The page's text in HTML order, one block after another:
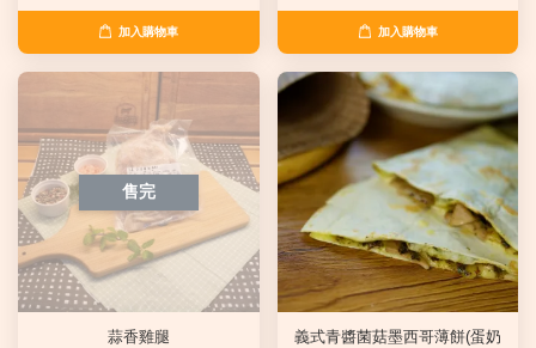
加入購物車 加入購物車
售完
蒜香雞腿
義式青醬菌菇墨西哥薄餅(蛋奶